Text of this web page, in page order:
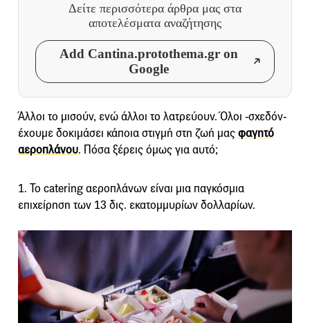
Δείτε περισσότερα άρθρα μας στα
αποτελέσματα αναζήτησης
Add Cantina.protothema.gr on
Google
Άλλοι το μισούν, ενώ άλλοι το λατρεύουν. Όλοι -σχεδόν-
έχουμε δοκιμάσει κάποια στιγμή στη ζωή μαςφαγητό
αεροπλάνου. Πόσα ξέρεις όμως για αυτό;
1. To catering αεροπλάνων είναι μια παγκόσμια
επιχείρηση των 13 δις. εκατομμυρίων δολλαρίων.